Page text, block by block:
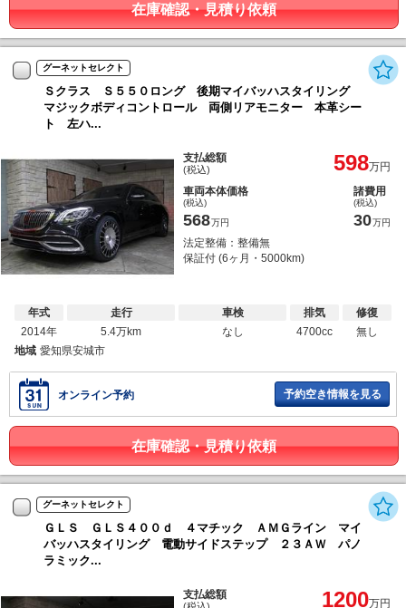
在庫確認・見積り依頼
グーネットセレクト
Ｓクラス Ｓ５５０ロング 後期マイバッハスタイリング
マジックボディコントロール 両側リアモニター 本革シー
ト 左ハ...
支払総額
(税込) 598万円
車両本体価格
(税込)
568万円
諸費用
(税込)
30万円
法定整備：整備無
保証付 (6ヶ月・5000km)
年式
2014年
走行
5.4万km
車検
なし
排気
4700cc
修復
無し
地域 愛知県安城市
オンライン予約 予約空き情報を見る
在庫確認・見積り依頼
グーネットセレクト
ＧＬＳ ＧＬＳ４００ｄ ４マチック ＡＭＧライン マイ
バッハスタイリング 電動サイドステップ ２３ＡＷ パノ
ラミック...
支払総額 1200万円